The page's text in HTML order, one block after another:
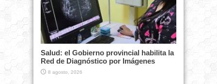
Salud: el Gobierno provincial habilita la
Red de Diagnóstico por Imágenes
8 agosto, 2026